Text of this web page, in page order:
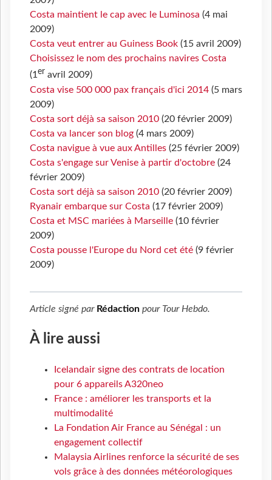
Costa maintient le cap avec le Luminosa (4 mai
2009)
Costa veut entrer au Guiness Book (15 avril 2009)
Choisissez le nom des prochains navires Costa
(1er avril 2009)
Costa vise 500 000 pax français d'ici 2014 (5 mars
2009)
Costa sort déjà sa saison 2010 (20 février 2009)
Costa va lancer son blog (4 mars 2009)
Costa navigue à vue aux Antilles (25 février 2009)
Costa s'engage sur Venise à partir d'octobre (24
février 2009)
Costa sort déjà sa saison 2010 (20 février 2009)
Ryanair embarque sur Costa (17 février 2009)
Costa et MSC mariées à Marseille (10 février
2009)
Costa pousse l'Europe du Nord cet été (9 février
2009)
Article signé par Rédaction pour Tour Hebdo.
À lire aussi
Icelandair signe des contrats de location
pour 6 appareils A320neo
France : améliorer les transports et la
multimodalité
La Fondation Air France au Sénégal : un
engagement collectif
Malaysia Airlines renforce la sécurité de ses
vols grâce à des données météorologiques